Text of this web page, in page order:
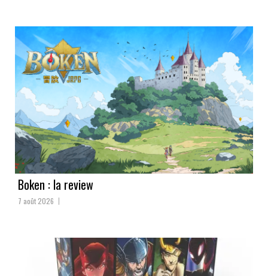
Boken : la review
7 août 2026